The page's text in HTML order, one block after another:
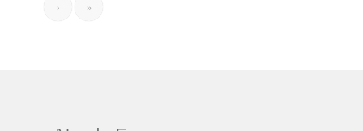
› »